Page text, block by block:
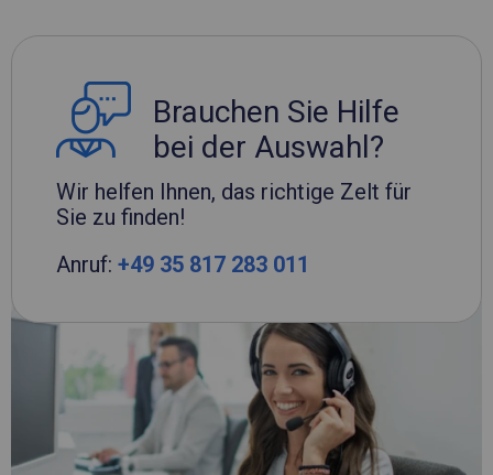
Brauchen Sie Hilfe
bei der Auswahl?
Wir helfen Ihnen, das richtige Zelt für
Sie zu finden!
Anruf: +49 35 817 283 011